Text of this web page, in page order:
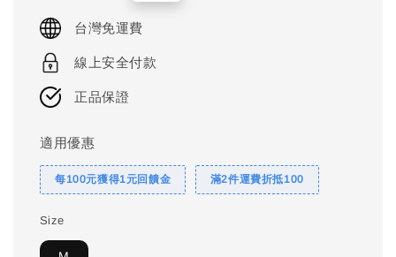
price
台灣免運費
線上安全付款
正品保證
適用優惠
每100元獲得1元回饋金 滿2件運費折抵100
Size